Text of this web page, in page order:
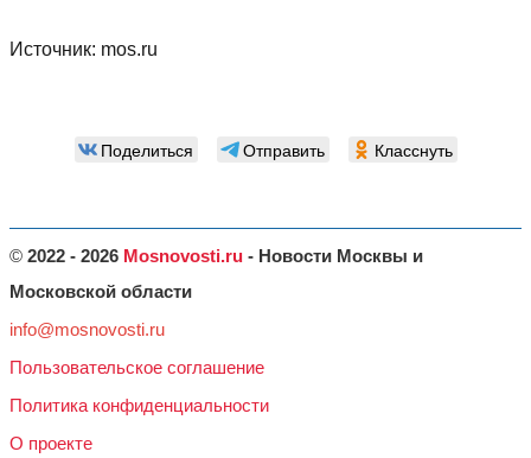
Источник: mos.ru
Поделиться Отправить Класснуть
© 2022 - 2026 Mosnovosti.ru - Новости Москвы и
Московской области
info@mosnovosti.ru
Пользовательское соглашение
Политика конфиденциальности
О проекте